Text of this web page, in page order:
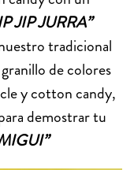
JIP JURRA”
tradicional
de colores
y cotton candy,
demostrar tu